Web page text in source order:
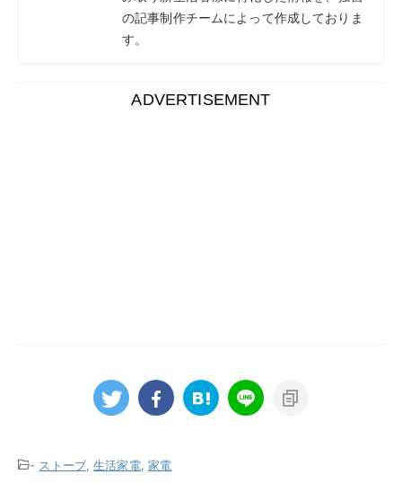
の記事制作チームによって作成しておりま
す。
ADVERTISEMENT
- ストーブ,生活家電, 家電